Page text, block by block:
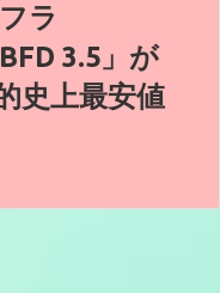
ラ
3.5」が
史上最安値